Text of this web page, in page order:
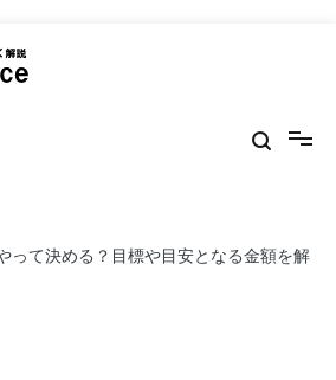
って決める？目標や目安となる金額を解